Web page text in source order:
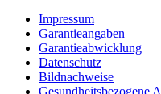
Impressum
Garantieangaben
Garantieabwicklung
Datenschutz
Bildnachweise
Gesundheitsbezogene